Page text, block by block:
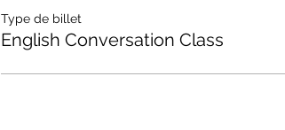
Type de billet
English Conversation Class